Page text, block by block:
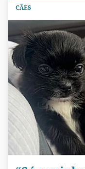
CÃES